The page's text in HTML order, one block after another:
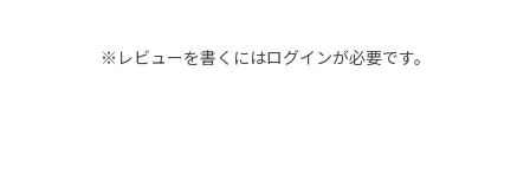
※レビューを書くにはログインが必要です。